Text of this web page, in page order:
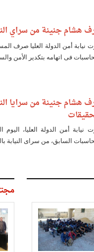
هشام جنينة من سراي
نيابة أمن الدولة العليا صرف
فى اتهامه بتكدير الأمن
نيابة أمن الدولة العليا،
السابق، من سراى النيابة